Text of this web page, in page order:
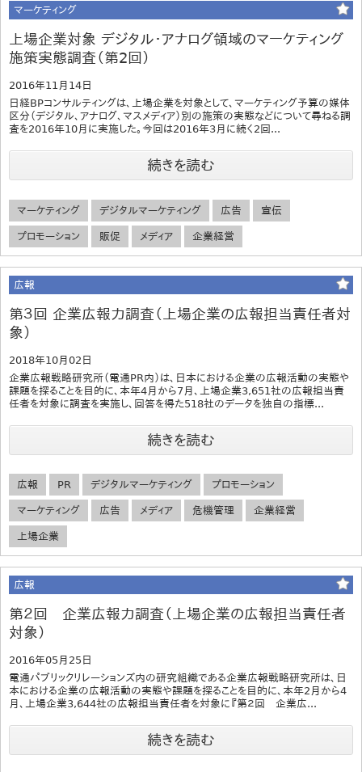
マーケティング
上場企業対象 デジタル・アナログ領域のマーケティング
施策実態調査（第2回）
2016年11月14日
日経BPコンサルティングは、上場企業を対象として、マーケティング予算の媒体
区分（デジタル、アナログ、マスメディア）別の施策の実態などについて尋ねる調
査を2016年10月に実施した。今回は2016年3月に続く2回...
続きを読む
マーケティング デジタルマーケティング 広告 宣伝
プロモーション 販促 メディア 企業経営
広報
第３回 企業広報力調査（上場企業の広報担当責任者対
象）
2018年10月02日
企業広報戦略研究所（電通PR内）は、日本における企業の広報活動の実態や
課題を探ることを目的に、本年4月から7月、上場企業3,651社の広報担当責
任者を対象に調査を実施し、回答を得た518社のデータを独自の指標...
続きを読む
広報 PR デジタルマーケティング プロモーション
マーケティング 広告 メディア 危機管理 企業経営
上場企業
広報
第２回 企業広報力調査（上場企業の広報担当責任者
対象）
2016年05月25日
電通パブリックリレーションズ内の研究組織である企業広報戦略研究所は、日
本における企業の広報活動の実態や課題を探ることを目的に、本年2月から4
月、上場企業3,644社の広報担当責任者を対象に『第２回 企業広...
続きを読む